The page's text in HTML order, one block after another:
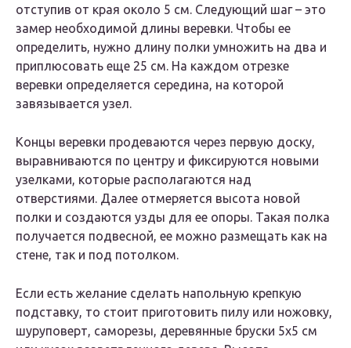
отступив от края около 5 см. Следующий шаг – это
замер необходимой длины веревки. Чтобы ее
определить, нужно длину полки умножить на два и
приплюсовать еще 25 см. На каждом отрезке
веревки определяется середина, на которой
завязывается узел.
Концы веревки продеваются через первую доску,
выравниваются по центру и фиксируются новыми
узелками, которые располагаются над
отверстиями. Далее отмеряется высота новой
полки и создаются узды для ее опоры. Такая полка
получается подвесной, ее можно размещать как на
стене, так и под потолком.
Если есть желание сделать напольную крепкую
подставку, то стоит приготовить пилу или ножовку,
шуруповерт, саморезы, деревянные бруски 5х5 см